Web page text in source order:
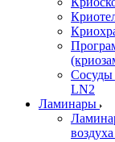
Сосуды
LN2
Ламинары